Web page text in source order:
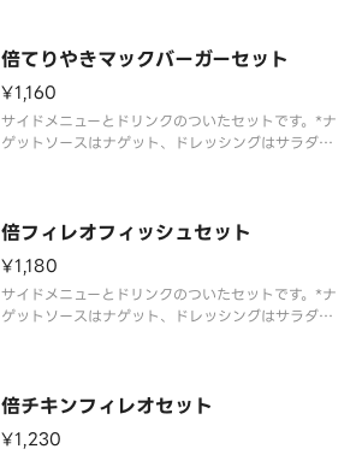
倍てりやきマックバーガーセット
¥1,160
サイドメニューとドリンクのついたセットです。*ナ
ゲットソースはナゲット、ドレッシングはサラダを
倍フィレオフィッシュセット
¥1,180
サイドメニューとドリンクのついたセットです。*ナ
ゲットソースはナゲット、ドレッシングはサラダを
倍チキンフィレオセット
¥1,230